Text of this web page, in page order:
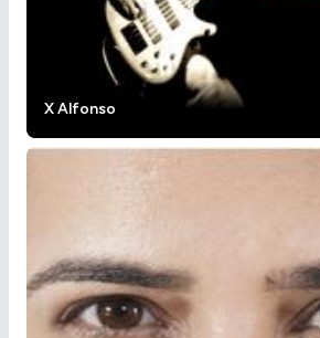
X Alfonso